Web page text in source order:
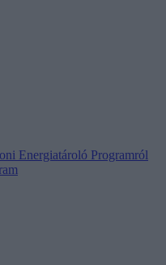
Energiatároló Programról